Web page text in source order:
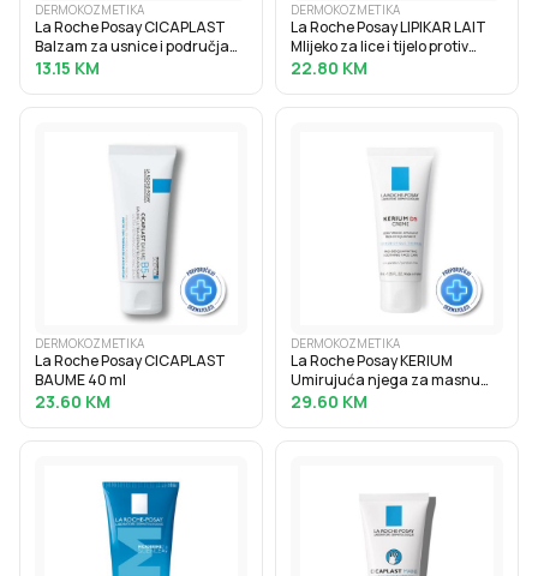
DERMOKOZMETIKA
La Roche Posay CICAPLAST
Balzam za usnice i područja
oko usana sa suhom,
13.15 KM
DERMOKOZMETIKA
La Roche Posay LIPIKAR LAIT
Mlijeko za lice i tijelo protiv
suhoće koje koži vraća lipide,
22.80 KM
DERMOKOZMETIKA
La Roche Posay CICAPLAST
BAUME 40 ml
23.60 KM
DERMOKOZMETIKA
La Roche Posay KERIUM
Umirujuća njega za masnu
kožu lica koja neutralizira
29.60 KM